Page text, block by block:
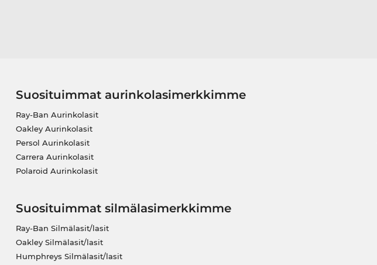
Suosituimmat aurinkolasimerkkimme
Ray-Ban Aurinkolasit
Oakley Aurinkolasit
Persol Aurinkolasit
Carrera Aurinkolasit
Polaroid Aurinkolasit
Suosituimmat silmälasimerkkimme
Ray-Ban Silmälasit/lasit
Oakley Silmälasit/lasit
Humphreys Silmälasit/lasit